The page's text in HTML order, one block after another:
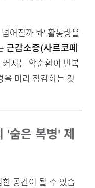
어질까 봐' 활동량을
근감소증(사르코페
지는 악순환이 반복
을 미리 점검하는 것
'숨은 복병' 제
공간이 될 수 있습